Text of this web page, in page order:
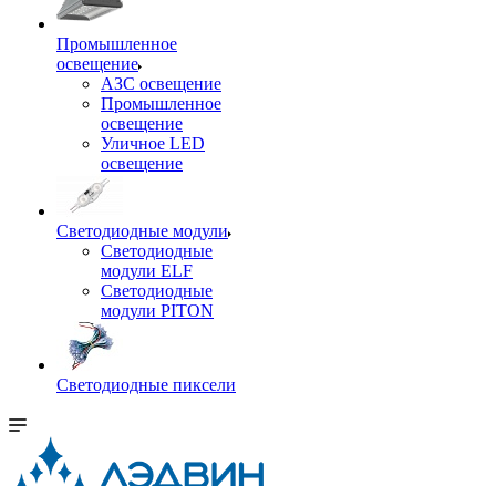
Промышленное
освещение
АЗС освещение
Промышленное
освещение
Уличное LED
освещение
Светодиодные модули
Светодиодные
модули ELF
Светодиодные
модули PITON
Светодиодные пиксели